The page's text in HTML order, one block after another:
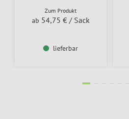
Zum Produkt
ab 54,75 € / Sack
lieferbar